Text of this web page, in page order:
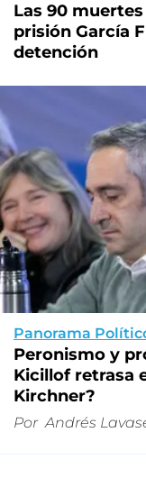
Las 90
prisión García
detención
Panorama
Peronismo y
Kicillof retrasa
Kirchner?
Por Andrés